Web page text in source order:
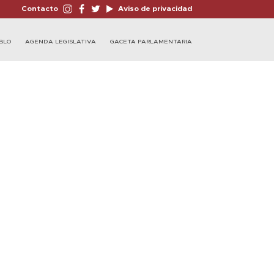
Contacto Aviso de privacidad
AGENDA LEGISLATIVA GACETA PARLAMENTARIA